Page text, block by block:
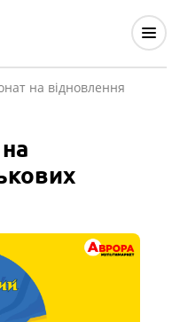
на відновлення